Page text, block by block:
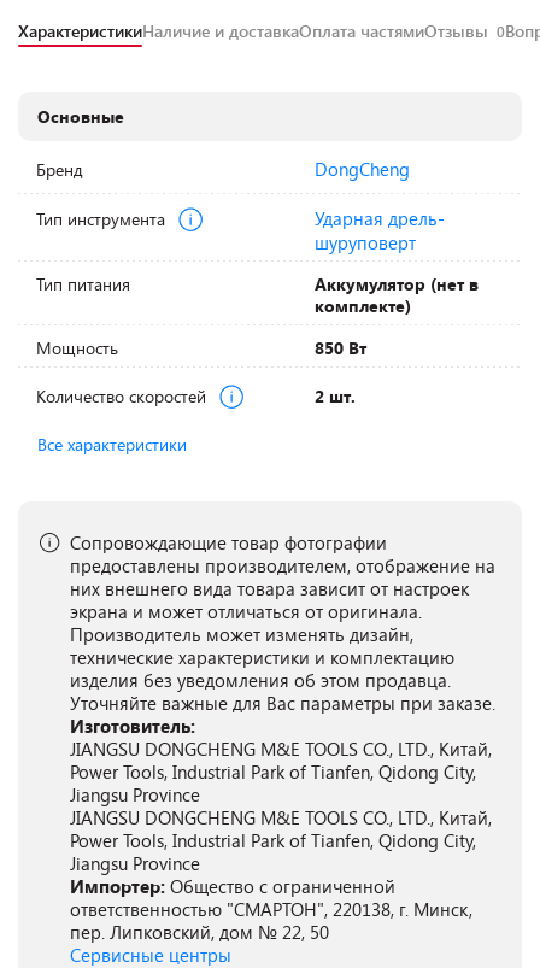
ХарактеристикиНаличие и доставкаОплата частямиОтзывы 0
Основные
Бренд DongCheng
Тип инструмента
Ударная дрель-
шуруповерт
Тип питания
Аккумулятор (нет в
комплекте)
Мощность
850 Вт
Количество скоростей 2 шт.
Все характеристики
Сопровождающие товар фотографии
предоставлены производителем, отображение на
них внешнего вида товара зависит от настроек
экрана и может отличаться от оригинала.
Производитель может изменять дизайн,
технические характеристики и комплектацию
изделия без уведомления об этом продавца.
Уточняйте важные для Вас параметры при заказе.
Изготовитель:
JIANGSU DONGCHENG M&E TOOLS CO., LTD., Китай,
Power Tools, Industrial Park of Tianfen, Qidong City,
Jiangsu Province
JIANGSU DONGCHENG M&E TOOLS CO., LTD., Китай,
Power Tools, Industrial Park of Tianfen, Qidong City,
Jiangsu Province
Импортер: Общество с ограниченной
ответственностью "СМАРТОН", 220138, г. Минск,
пер. Липковский, дом № 22, 50
Сервисные центры